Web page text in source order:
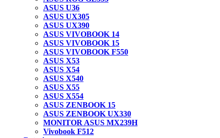
ASUS U36
ASUS UX305
ASUS UX390
ASUS VIVOBOOK 14
ASUS VIVOBOOK 15
ASUS VIVOBOOK F550
ASUS X53
ASUS X54
ASUS X540
ASUS X55
ASUS X554
ASUS ZENBOOK 15
ASUS ZENBOOK UX330
MONITOR ASUS MX239H
Vivobook F512